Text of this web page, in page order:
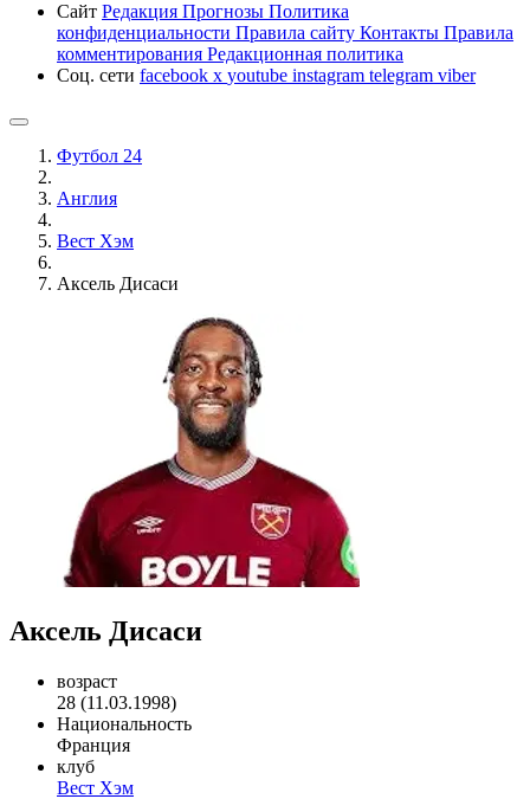
Сайт Редакция Прогнозы Политика
конфиденциальности Правила сайту Контакты Правила
комментирования Редакционная политика
Соц. сети facebook x youtube instagram telegram viber
Футбол 24
Англия
Вест Хэм
Аксель Дисаси
Аксель Дисаси
возраст
28 (11.03.1998)
Национальность
Франция
клуб
Вест Хэм